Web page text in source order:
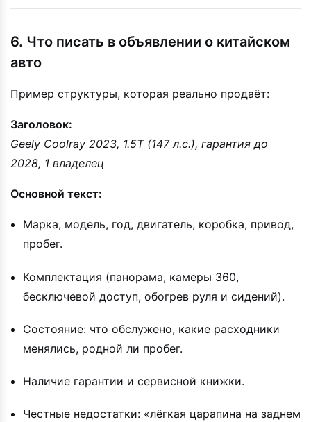
6. Что писать в объявлении о китайском
авто
Пример структуры, которая реально продаёт:
Заголовок:
Geely Coolray 2023, 1.5T (147 л.с.), гарантия до
2028, 1 владелец
Основной текст:
Марка, модель, год, двигатель, коробка, привод,
пробег.
Комплектация (панорама, камеры 360,
бесключевой доступ, обогрев руля и сидений).
Состояние: что обслужено, какие расходники
менялись, родной ли пробег.
Наличие гарантии и сервисной книжки.
Честные недостатки: «лёгкая царапина на заднем